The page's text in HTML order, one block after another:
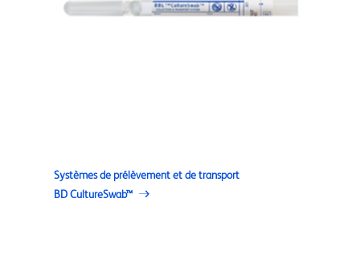
Systèmes de prélèvement et de transport
BD CultureSwab™